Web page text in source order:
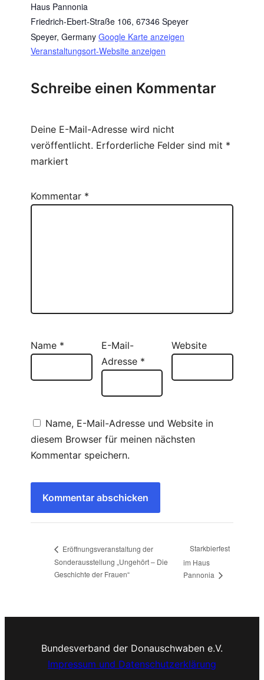
Haus Pannonia
Friedrich-Ebert-Straße 106, 67346 Speyer
Speyer, Germany Google Karte anzeigen
Veranstaltungsort-Website anzeigen
Schreibe einen Kommentar
Deine E-Mail-Adresse wird nicht
veröffentlicht. Erforderliche Felder sind mit *
markiert
Kommentar *
Name *
E-Mail-
Adresse *
Website
Name, E-Mail-Adresse und Website in
diesem Browser für meinen nächsten
Kommentar speichern.
Eröffnungsveranstaltung der
Sonderausstellung „Ungehört – Die
Geschichte der Frauen“
Starkbierfest
im Haus
Pannonia
Bundesverband der Donauschwaben e.V.
Impressum und Datenschutzerklärung